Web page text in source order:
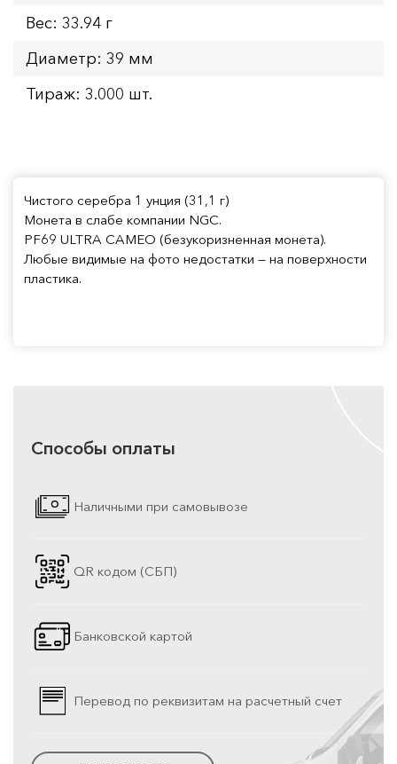
Вес: 33.94 г
Диаметр: 39 мм
Тираж: 3.000 шт.
Чистого серебра 1 унция (31,1 г)
Монета в слабе компании NGC.
PF69 ULTRA CAMEO (безукоризненная монета).
Любые видимые на фото недостатки — на поверхности
пластика.
Способы оплаты
Наличными при самовывозе
QR кодом (СБП)
Банковской картой
Перевод по реквизитам на расчетный счет